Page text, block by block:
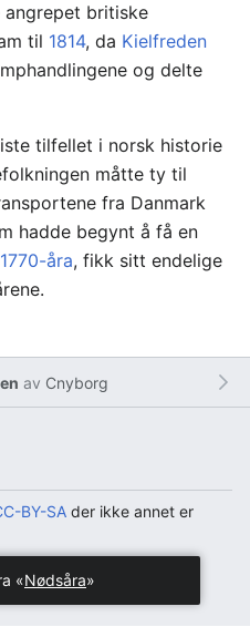
britiske
til 1814, da Kielfreden
og delte
tilfellet i norsk historie
måtte ty til
fra Danmark
hadde begynt å få en
1770-åra, fikk sitt endelige
av Cnyborg
BY-SA der ikke annet er
«Nødsåra»